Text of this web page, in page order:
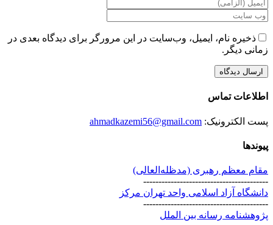
ذخیره نام، ایمیل، وب‌سایت در این مرورگر برای دیدگاه بعدی در
زمانی دیگر.
اطلاعات تماس
پست الکترونیک: ahmadkazemi56@gmail.com
پیوندها
مقام معظم رهبری (مد‌ظله‌العالی)
-----------------------------------------
دانشگاه آزاد اسلامی واحد تهران مرکز
-----------------------------------------
پژوهشنامه رسانه بین الملل